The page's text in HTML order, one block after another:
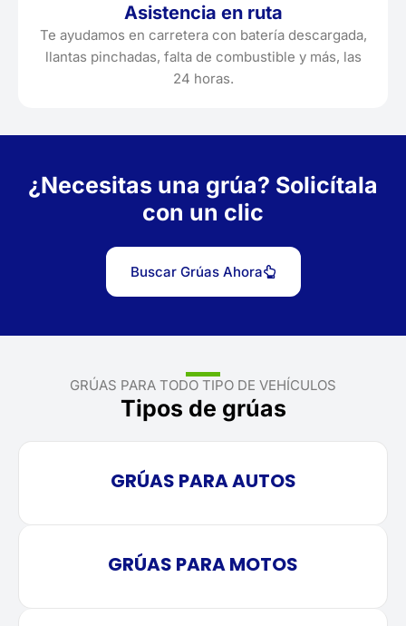
Asistencia en ruta
Te ayudamos en carretera con batería descargada,
llantas pinchadas, falta de combustible y más, las
24 horas.
¿Necesitas una grúa? Solicítala
con un clic
Buscar Grúas Ahora
GRÚAS PARA TODO TIPO DE VEHÍCULOS
Tipos de grúas
GRÚAS PARA AUTOS
GRÚAS PARA MOTOS